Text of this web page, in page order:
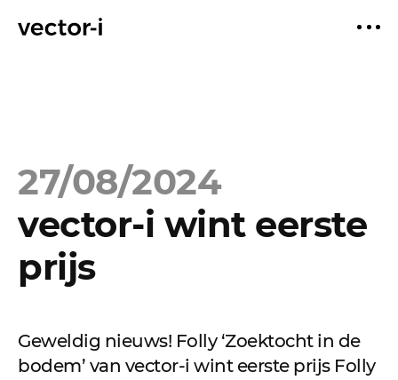
27/08/2024
vector-i wint eerste
prijs
Geweldig nieuws! Folly ‘Zoektocht in de
bodem’ van vector-i wint eerste prijs Folly